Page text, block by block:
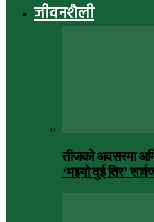
जीवनशैली
तीजको अवसरमा
‘भइयो दुई तिर’